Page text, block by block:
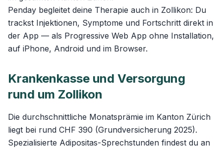
Penday begleitet deine Therapie auch in Zollikon: Du
trackst Injektionen, Symptome und Fortschritt direkt in
der App — als Progressive Web App ohne Installation,
auf iPhone, Android und im Browser.
Krankenkasse und Versorgung
rund um Zollikon
Die durchschnittliche Monatsprämie im Kanton Zürich
liegt bei rund CHF 390 (Grundversicherung 2025).
Spezialisierte Adipositas-Sprechstunden findest du an